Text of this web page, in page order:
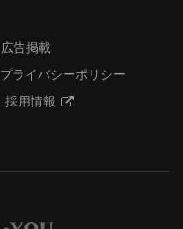
広告掲載
プライバシーポリシー
採用情報